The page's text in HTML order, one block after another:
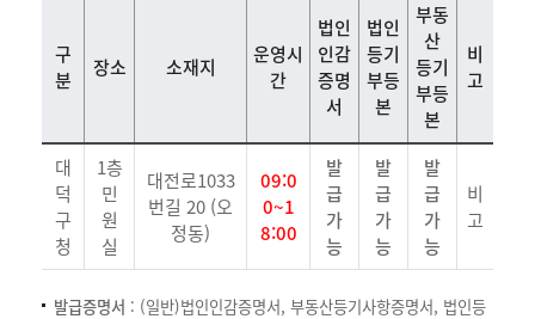
구
분
장소 소재지
운영시
간
법인
인감
증명
서
법인
등기
부등
본
부동
산
등기
부등
본
비
고
대
덕
구
청
1층
민
원
실
대전로1033
번길 20 (오
정동)
09:0
0~1
8:00
발
급
가
능
발
급
가
능
발
급
가
능
비
고
발급증명서 : (일반)법인인감증명서, 부동산등기사항증명서, 법인등